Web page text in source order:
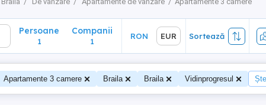
Persoane
1
Companii
1
RON EUR Sortează
Apartamente 3 camere Braila Braila Vidinprogresul